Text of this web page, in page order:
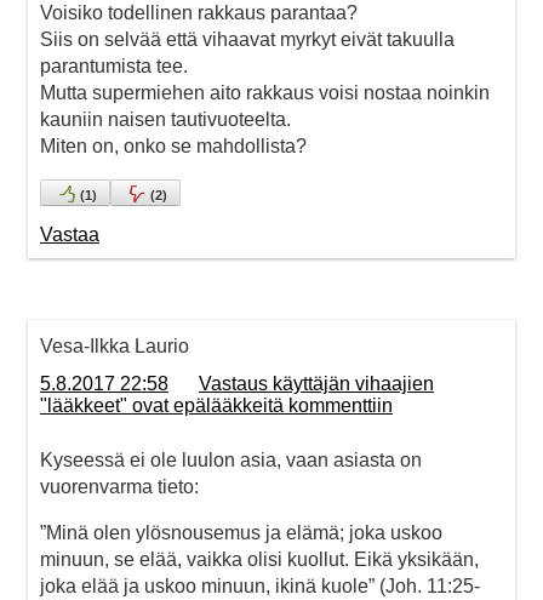
Voisiko todellinen rakkaus parantaa?
Siis on selvää että vihaavat myrkyt eivät takuulla
parantumista tee.
Mutta supermiehen aito rakkaus voisi nostaa noinkin
kauniin naisen tautivuoteelta.
Miten on, onko se mahdollista?
(1) (2)
Vastaa
Vesa-Ilkka Laurio
5.8.2017 22:58
Vastaus käyttäjän vihaajien
"lääkkeet" ovat epälääkkeitä kommenttiin
Kyseessä ei ole luulon asia, vaan asiasta on
vuorenvarma tieto:
”Minä olen ylösnousemus ja elämä; joka uskoo
minuun, se elää, vaikka olisi kuollut. Eikä yksikään,
joka elää ja uskoo minuun, ikinä kuole” (Joh. 11:25-